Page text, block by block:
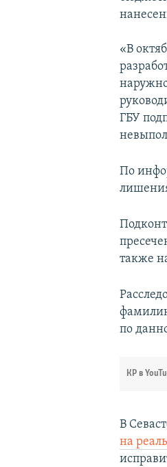
«В
ГБУ
По
также
по
КР в
В
на